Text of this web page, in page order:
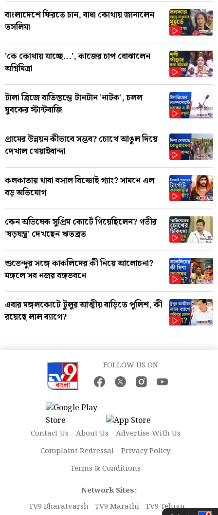
বাংলাদেশে ফিরতে চান, বাধা কোথায় জানালেন
তসলিমা
'কে কোথায় যাচ্ছে...', কাজের চাপ বোঝালেন
অগ্নিমিত্রা
টালা ব্রিজে বাতিস্তম্ভে টানটান 'নাটক', চলল
যুবকের স্টান্টবাজি
গ্রামের উন্নয়ন কীভাবে সম্ভব? চোখে আঙুল দিয়ে
দেখাল খেয়াইবান্দা
কলকাতায় থাবা বসাল বিষ্ণোই গ্যাং? সামনে এল
বড় অভিযোগ
কেন অভিষেক সুপ্রিম কোর্টে গিয়েছিলেন? গভীর
'ষড়যন্ত্র' দেখছেন ঋতব্রত
শুভেন্দুর সঙ্গে কাকলিদের কী নিয়ে আলোচনা?
মঙ্গলে সব নজর বঙ্গভবনে
এবার মঙ্গলকোটে টুলুর আত্মীয় বাড়িতে পুলিশ, কী
রয়েছে লাল ব্যাগে?
FOLLOW US ON
Contact Us About Us
Advertise With Us
Complaint Redressal
Privacy Policy
Terms & Conditions
Network Sites:
TV9 Bharatvarsh TV9 Marathi TV9 Telugu